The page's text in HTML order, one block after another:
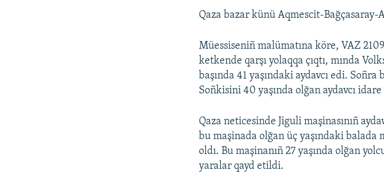
Qaza bazar künü Aqmescit-
Müessiseniñ malümatına köre, VAZ
ketkende qarşı yolaqqa çıqtı, mında
başında 41 yaşındaki aydavcı edi.
Soñkisini 40 yaşında olğan aydavcı
Qaza neticesinde Jiguli maşinasınıñ
bu maşinada olğan üç yaşındaki balada
oldı. Bu maşinanıñ 27 yaşında olğan
yaralar qayd etildi.